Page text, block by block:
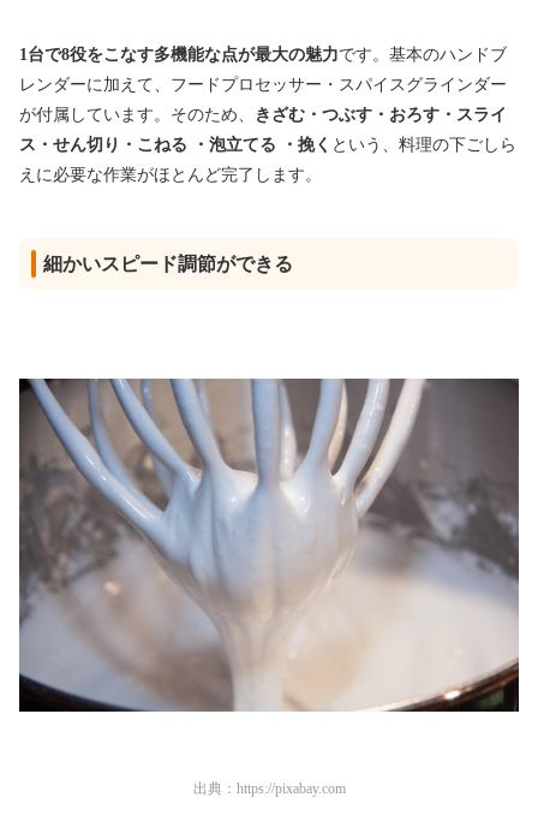
1台で8役をこなす多機能な点が最大の魅力です。基本のハンドブ
レンダーに加えて、フードプロセッサー・スパイスグラインダー
が付属しています。そのため、
きざむ・つぶす・おろす・スライ
ス・せん切り・こねる ・泡立てる ・挽く という、料理の下ごしら
えに必要な作業がほとんど完了します。
細かいスピード調節ができる
出典： https://pixabay.com